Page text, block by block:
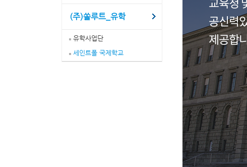
(주)쏠루트_유학
유학사업단
세인트폴 국제학교